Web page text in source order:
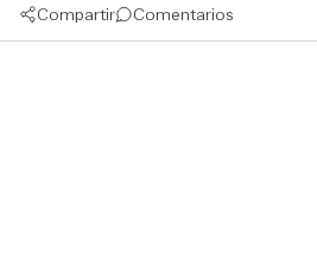
Compartir Comentarios